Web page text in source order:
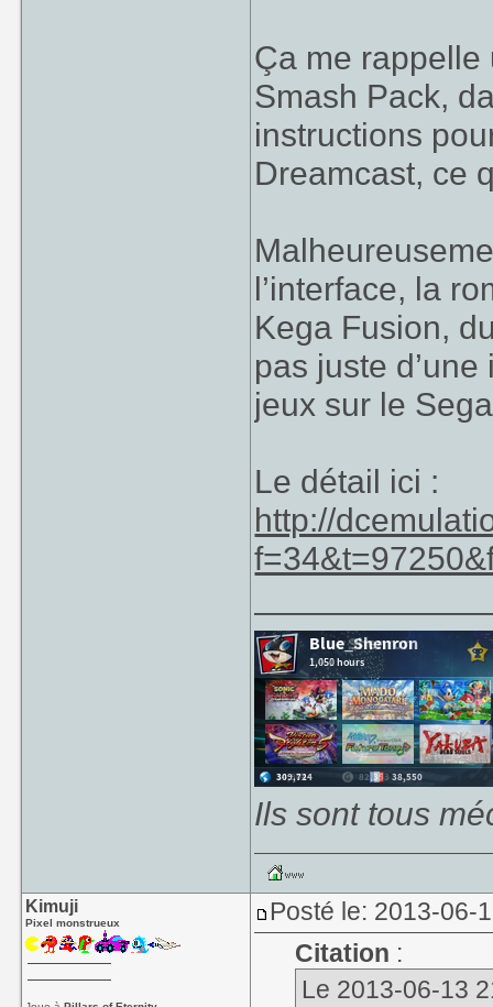
Ça me rappelle
Smash Pack,
instructions
Dreamcast, ce
l’interface, la
Kega Fusion,
pas juste
jeux sur le
Le détail ici :
http://
Ils sont tous
Kimuji
Pixel monstrueux
Posté le: 2013-06-
Citation :
Le 2013-06-13